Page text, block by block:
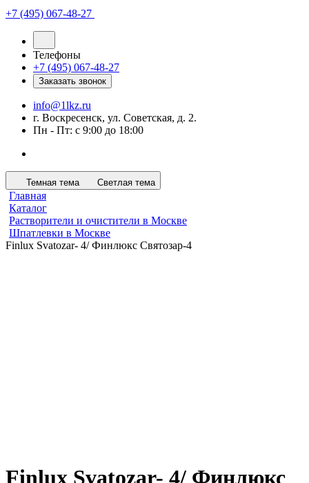
+7 (495) 067-48-27
Телефоны
+7 (495) 067-48-27
Заказать звонок
info@1lkz.ru
г. Воскресенск, ул. Советская, д. 2.
Пн - Пт: с 9:00 до 18:00
Темная тема Светлая тема
Главная
Каталог
Растворители и очистители в Москве
Шпатлевки в Москве
Finlux Svatozar- 4/ Финлюкс Святозар-4
Finlux Svatozar- 4/ Финлюкс